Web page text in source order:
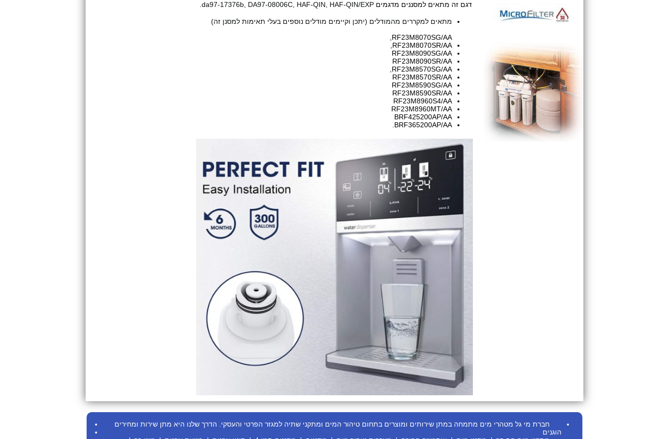
דגם זה מתאים למסננים מדגמים da97-17376b, DA97-08006C, HAF-QIN, HAF-QIN/EXP.
מתאים למקררים מהמודלים (יתכן וקיימים מודלים נוספים בעלי תאימות למסנן זה)
RF23M8070SG/AA,
RF23M8070SR/AA,
RF23M8090SG/AA
RF23M8090SR/AA
RF23M8570SG/AA,
RF23M8570SR/AA
RF23M8590SG/AA
RF23M8590SR/AA
RF23M8960S4/AA
RF23M8960MT/AA
BRF425200AP/AA
BRF365200AP/AA.
חברת מי גל מטהרי מים מתמחה במתן שירותים ומוצרים בתחום טיהור המים ומתקני שתיה למגזר הפרטי והעסקי. הדרך שלנו היא מתן שירות ומחירים
הוגנים